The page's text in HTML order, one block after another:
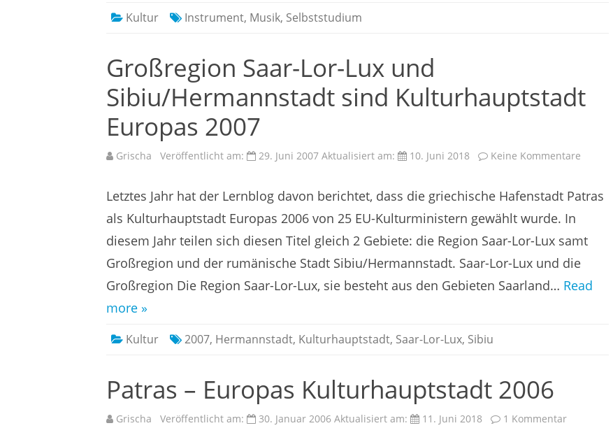
Kultur Instrument, Musik, Selbststudium
Großregion Saar-Lor-Lux und
Sibiu/Hermannstadt sind Kulturhauptstadt
Europas 2007
Grischa Veröffentlicht am: 29. Juni 2007 Aktualisiert am: 10. Juni 2018 Keine Kommentare
Lux
und
Europas
Letztes Jahr hat der Lernblog davon berichtet, dass die griechische Hafenstadt Patras
als Kulturhauptstadt Europas 2006 von 25 EU-Kulturministern gewählt wurde. In
diesem Jahr teilen sich diesen Titel gleich 2 Gebiete: die Region Saar-Lor-Lux samt
Großregion und der rumänische Stadt Sibiu/Hermannstadt. Saar-Lor-Lux und die
Großregion Die Region Saar-Lor-Lux, sie besteht aus den Gebieten Saarland… Read
more »
Kultur 2007, Hermannstadt, Kulturhauptstadt, Saar-Lor-Lux, Sibiu
Patras – Europas Kulturhauptstadt 2006
Grischa Veröffentlicht am: 30. Januar 2006 Aktualisiert am: 11. Juni 2018 1 Kommentarzu